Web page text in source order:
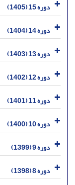
دوره 15 (1405)
دوره 14 (1404)
دوره 13 (1403)
دوره 12 (1402)
دوره 11 (1401)
دوره 10 (1400)
دوره 9 (1399)
دوره 8 (1398)